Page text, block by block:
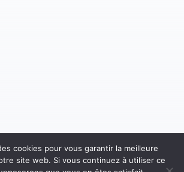
cookies pour vous garantir la meilleure
site web. Si vous continuez à utiliser ce